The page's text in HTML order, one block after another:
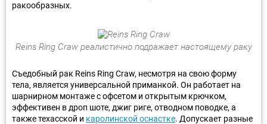
ракообразных.
Reins Ring Craw реалистично подражает настоящему раку
Съедобный рак Reins Ring Craw, несмотря на свою форму
тела, является универсальной приманкой. Он работает на
шарнирном монтаже с офсетом и открытым крючком,
эффективен в дроп шоте, джиг риге, отводном поводке, а
также техасской и каролинской оснастке. Допускает разные